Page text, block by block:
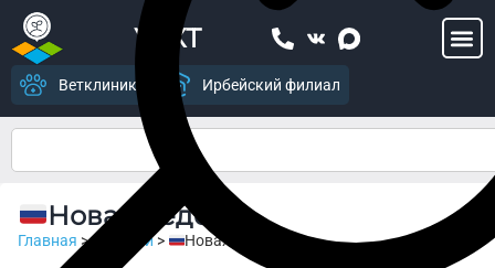
УСХТ
Ветклиника Ирбейский филиал
Новая неделя
Главная >Новости> Новая неделя